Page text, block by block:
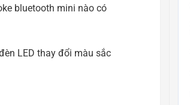
bluetooth mini nào có
LED thay đổi màu sắc